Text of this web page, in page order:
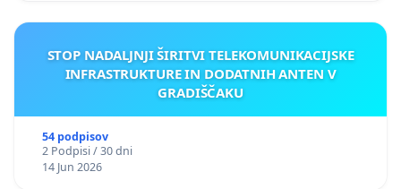
STOP NADALJNJI ŠIRITVI TELEKOMUNIKACIJSKE
INFRASTRUKTURE IN DODATNIH ANTEN V
GRADIŠČAKU
54 podpisov
2 Podpisi / 30 dni
14 Jun 2026